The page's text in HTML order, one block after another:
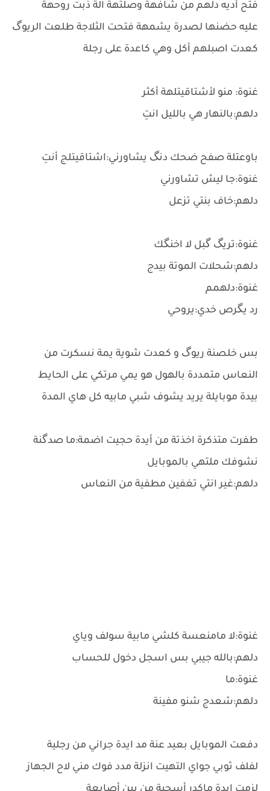
فتح أديه دلهم من شافهة وصلتهة الة ذبت روحهة
عليه حضنها لصدرة يشمهة فتحت الثلاجة طلعت الريوگ
كعدت اصبلهم أكل وهي كاعدة على رجلة
غنوة: منو لأشتاقيتلهة أكثر
دلهم:بالنهار هي بالليل انتِ
باوعتلة صفح ضحك دنگ يشاورني:اشتاقيتلج أنتِ
غنوة:جا ليش تشاورني
دلهم:خاف بنتي تزعل
غنوة:تريگ گبل لا اخنگك
دلهم:شحلات الموتة بيدج
غنوة:دلهمم
رد يگرص خدي:يروحي
بس خلصنة ريوگ و كعدت شوية يمة نسكرت من
النعاس متمددة بالهول هو يمي مرتكي على الحايط
بيدة موبايلة يريد يشوف شبي مابيه كل هاي المدة
طفرت متذكرة اخذتة من أيدة حجيت اضمة:ما صدگنة
نشوفك ملتهي بالموبايل
دلهم:غير انتي تغفين مطفية من النعاس
غنوة:لا مامنعسة كلشي مابية سولف وياي
دلهم:بالله جيبي بس اسجل دخول للحساب
غنوة:ما
دلهم:شعدج شنو مفينة
دفعت الموبايل بعيد عنة مد ايدة جراني من رجلية
لفلف ثوبي جواي التهيت انزلة مدد فوك مني لاح الجهاز